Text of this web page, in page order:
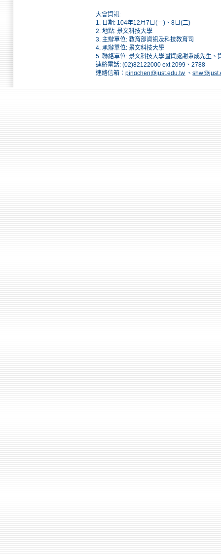
大會資訊:
1. 日期: 104年12月7日(一)、8日(二)
2. 地點: 景文科技大學
3. 主辦單位: 教育部資訊及科技教育司
4. 承辦單位: 景文科技大學
5. 聯絡單位: 景文科技大學圖資處謝秉成先生、
連絡電話: (02)82122000 ext 2099、2788
連絡信箱：pingchen@just.edu.tw 、